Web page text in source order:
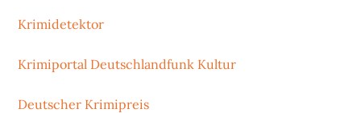
Krimidetektor
Krimiportal Deutschlandfunk Kultur
Deutscher Krimipreis